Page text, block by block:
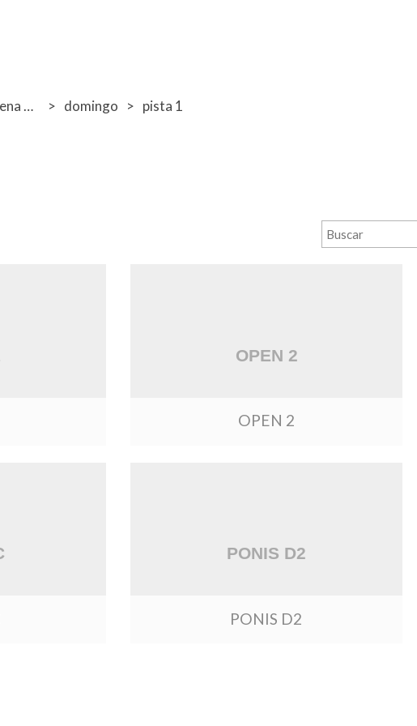
csnp1 trofeo infanta elena ucjc 12-14 mayo 2023 domingo pista 1
OPEN 2
PONIS D2